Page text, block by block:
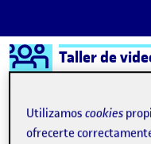
Saltar al contenido
Logo Ágora
Taller de
Utilizamoscookies
ofrecerte